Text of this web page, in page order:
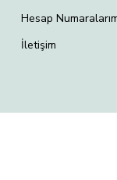
Hesap
İletişim